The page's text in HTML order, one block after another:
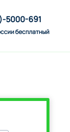
5000-691
бесплатный